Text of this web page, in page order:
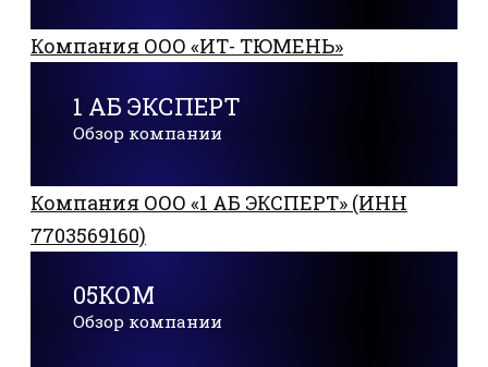
Компания ООО «ИТ- ТЮМЕНЬ»
1 АБ ЭКСПЕРТ
Обзор компании
Компания ООО «1 АБ ЭКСПЕРТ» (ИНН
7703569160)
05КОМ
Обзор компании